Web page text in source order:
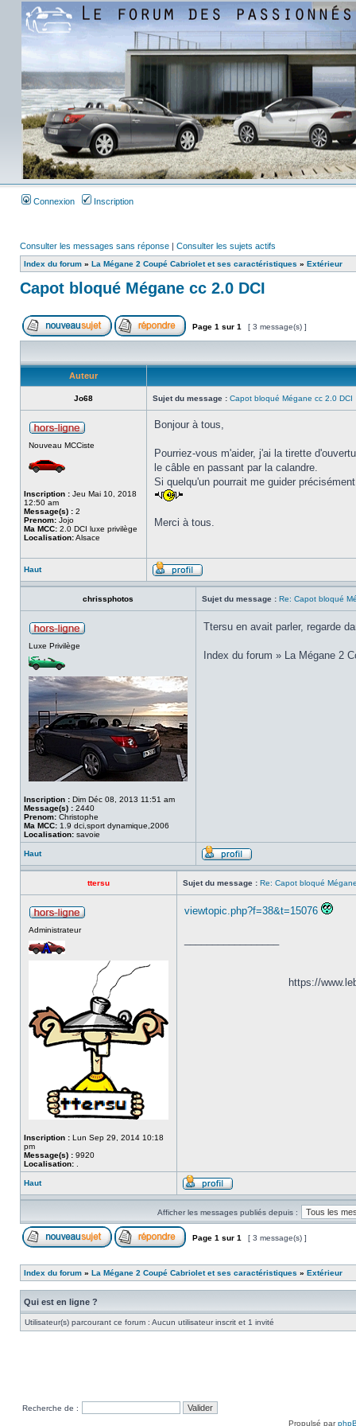
Connexion Inscription
Consulter les messages sans réponse | Consulter les sujets actifs
Index du forum » La Mégane 2 Coupé Cabriolet et ses caractéristiques » Extérieur
Capot bloqué Mégane cc 2.0 DCI
Page 1 sur 1 [ 3 message(s) ]
Auteur
Jo68 Sujet du message : Capot bloqué Mégane cc 2.0 DCI
Nouveau MCCiste
Inscription : Jeu Mai 10, 2018
12:50 am
Message(s) : 2
Prenom: Jojo
Ma MCC: 2.0 DCI luxe privilège
Localisation:Alsace
Bonjour à tous,
Pourriez-vous m'aider, j'ai la tirette
le câble en passant par la calandre.
Si quelqu'un pourrait me guider
Merci à tous.
Haut
chrissphotos Sujet du message : Re: Capot bloqué
Luxe Privilège
Inscription : Dim Déc 08, 2013 11:51 am
Message(s) : 2440
Prenom: Christophe
Ma MCC: 1.9 dci,sport dynamique,2006
Localisation: savoie
Ttersu en avait parler, regarde
Index du forum » La Mégane 2
Haut
ttersu Sujet du message : Re: Capot bloqué
Administrateur
Inscription : Lun Sep 29, 2014 10:18
pm
Message(s) : 9920
Localisation:
viewtopic.php?f=38&t=15076
https://
Haut
Afficher les messages publiés depuis :
Page 1 sur 1 [ 3 message(s) ]
Index du forum » La Mégane 2 Coupé Cabriolet et ses caractéristiques » Extérieur
Qui est en ligne ?
Utilisateur(s) parcourant ce forum : Aucun utilisateur inscrit et 1 invité
Recherche de :
Propulsé par